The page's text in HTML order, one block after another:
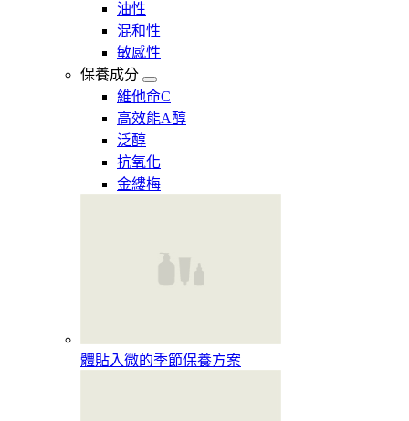
油性
混和性
敏感性
保養成分
維他命C
高效能A醇
泛醇
抗氧化
金縷梅
體貼入微的季節保養方案